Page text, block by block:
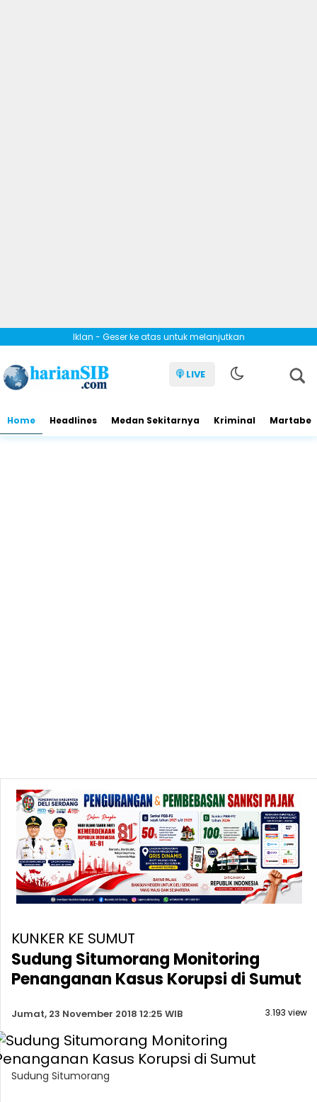
Iklan - Geser ke atas untuk melanjutkan
LIVE
Home Headlines Medan Sekitarnya Kriminal Martabe
KUNKER KE SUMUT
Sudung Situmorang Monitoring
Penanganan Kasus Korupsi di Sumut
Jumat, 23 November 2018 12:25 WIB 3.193 view
Sudung Situmorang